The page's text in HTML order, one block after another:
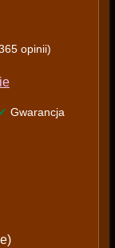
opinii)
Gwarancja